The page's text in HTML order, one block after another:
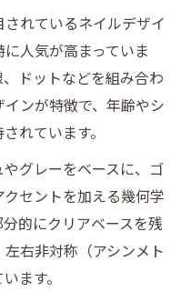
れているネイルデザイ
人気が高まっていま
ドットなどを組み合わ
ンが特徴で、年齢やシ
れています。
グレーをベースに、ゴ
セントを加える幾何学
的にクリアベースを残
右非対称（アシンメト
ます。